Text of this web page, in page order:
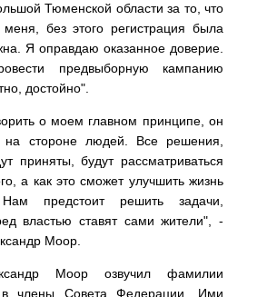
Тюменской области за то, что
без этого регистрация была
Я оправдаю оказанное доверие.
предвыборную кампанию
достойно".
о моем главном принципе, он
на стороне людей. Все решения,
приняты, будут рассматриваться
а как это сможет улучшить жизнь
предстоит решить задачи,
властью ставят сами жители", -
Моор.
Моор озвучил фамилии
в члены Совета Федерации. Ими